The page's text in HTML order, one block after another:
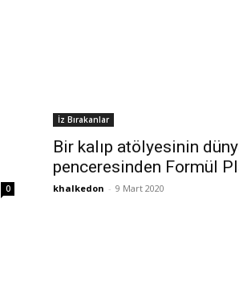
0
İz Bırakanlar
Bir kalıp atölyesinin
penceresinden Formül
khalkedon - 9 Mart 2020